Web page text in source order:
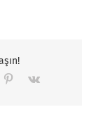
Pinterest
Vk